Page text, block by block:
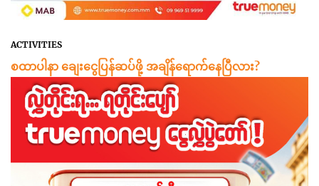
ACTIVITIES
စထာပါနာ ချေးငွေပြန်ဆပ်ဖို့ အချိန်ရောက်နေပြီလား?